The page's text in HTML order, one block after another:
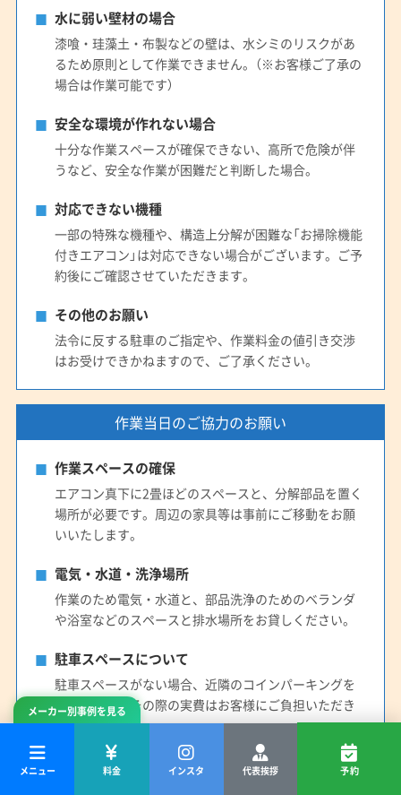
メーカー別事例を見る
メニュー 料金 インスタ 代表挨拶 予約
水に弱い壁材の場合
漆喰・珪藻土・布製などの壁は、水シミのリスクがあ
るため原則として作業できません。（※お客様ご了承の
場合は作業可能です）
安全な環境が作れない場合
十分な作業スペースが確保できない、高所で危険が伴
うなど、安全な作業が困難だと判断した場合。
対応できない機種
一部の特殊な機種や、構造上分解が困難な「お掃除機能
付きエアコン」は対応できない場合がございます。ご予
約後にご確認させていただきます。
その他のお願い
法令に反する駐車のご指定や、作業料金の値引き交渉
はお受けできかねますので、ご了承ください。
作業当日のご協力のお願い
作業スペースの確保
エアコン真下に2畳ほどのスペースと、分解部品を置く
場所が必要です。周辺の家具等は事前にご移動をお願
いいたします。
電気・水道・洗浄場所
作業のため電気・水道と、部品洗浄のためのベランダ
や浴室などのスペースと排水場所をお貸しください。
駐車スペースについて
駐車スペースがない場合、近隣のコインパーキングを
利用します。その際の実費はお客様にご負担いただき
ます。
事前の情報提供のお願い